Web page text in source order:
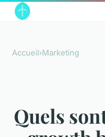
Accueil›Marketing
Quels